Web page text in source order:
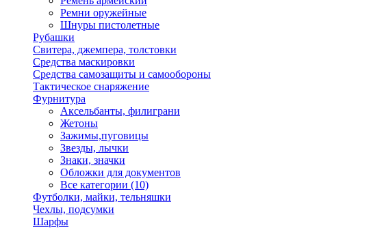
Ремни оружейные
Шнуры пистолетные
Рубашки
Свитера, джемпера, толстовки
Средства маскировки
Средства самозащиты и самообороны
Тактическое снаряжение
Фурнитура
Аксельбанты, филиграни
Жетоны
Зажимы,пуговицы
Звезды, лычки
Знаки, значки
Обложки для документов
Все категории (10)
Футболки, майки, тельняшки
Чехлы, подсумки
Шарфы